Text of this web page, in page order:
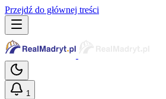
Przejdź do głównej treści
1